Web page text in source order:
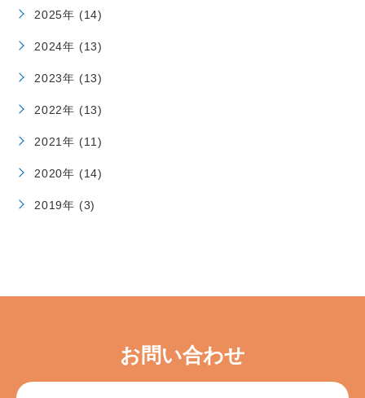
2025年 (14)
2024年 (13)
2023年 (13)
2022年 (13)
2021年 (11)
2020年 (14)
2019年 (3)
お問い合わせ